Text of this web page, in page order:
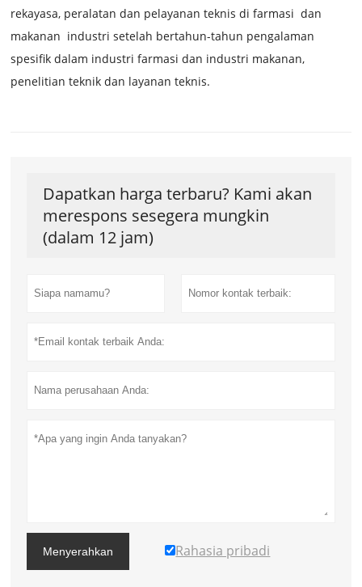
rekayasa, peralatan dan pelayanan teknis di farmasi dan
makanan industri setelah bertahun-tahun pengalaman
spesifik dalam industri farmasi dan industri makanan,
penelitian teknik dan layanan teknis.
Dapatkan harga terbaru? Kami akan
merespons sesegera mungkin
(dalam 12 jam)
Menyerahkan Rahasia pribadi